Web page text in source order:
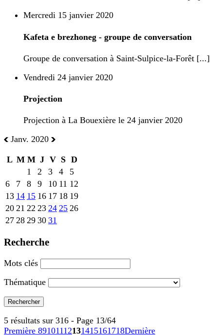
Mercredi 15 janvier 2020
Kafeta e brezhoneg - groupe de conversation
Groupe de conversation à Saint-Sulpice-la-Forêt [...]
Vendredi 24 janvier 2020
Projection
Projection à La Bouexière le 24 janvier 2020
Janv. 2020
L M M J V S D
1
2 3 4
5
6
7 8 9 10 11 12
13 14 15 16 17 18 19
20 21 22 23 24 25 26
27 28 29 30 31
Recherche
Mots clés
Thématique
5 résultats sur 316 - Page 13/64
Première 89101112131415161718Dernière